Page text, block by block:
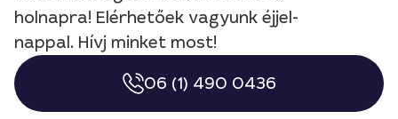
holnapra! Elérhetőek vagyunk éjjel-
nappal. Hívj minket most!
06 (1) 490 0436